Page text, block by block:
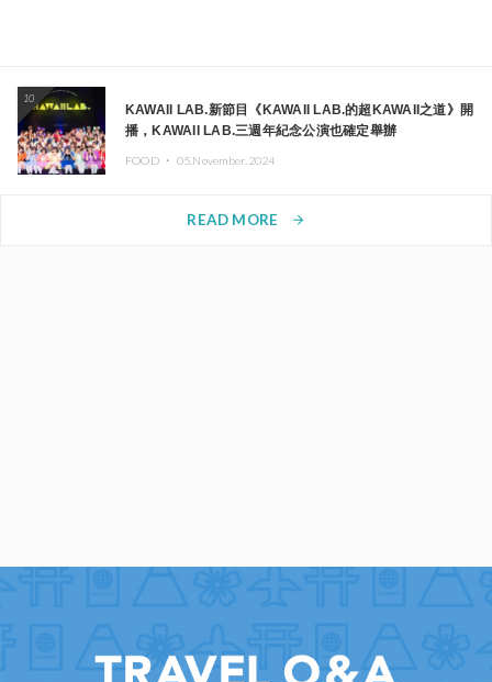
10
KAWAII LAB.新節目《KAWAII LAB.的超KAWAII之道》開
播，KAWAII LAB.三週年紀念公演也確定舉辦
FOOD ・ 05.November.2024
READ MORE arrow_forward